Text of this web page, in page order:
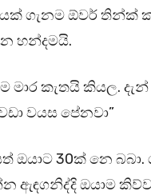
ගැනම ඕවර් තින්ක්
හන්දමයි.
මාර කැතයි කියල.
වයස පේනවා”
ඔයාට 30ක් නෙ
ඇඳගනිද්දි ඔයාම